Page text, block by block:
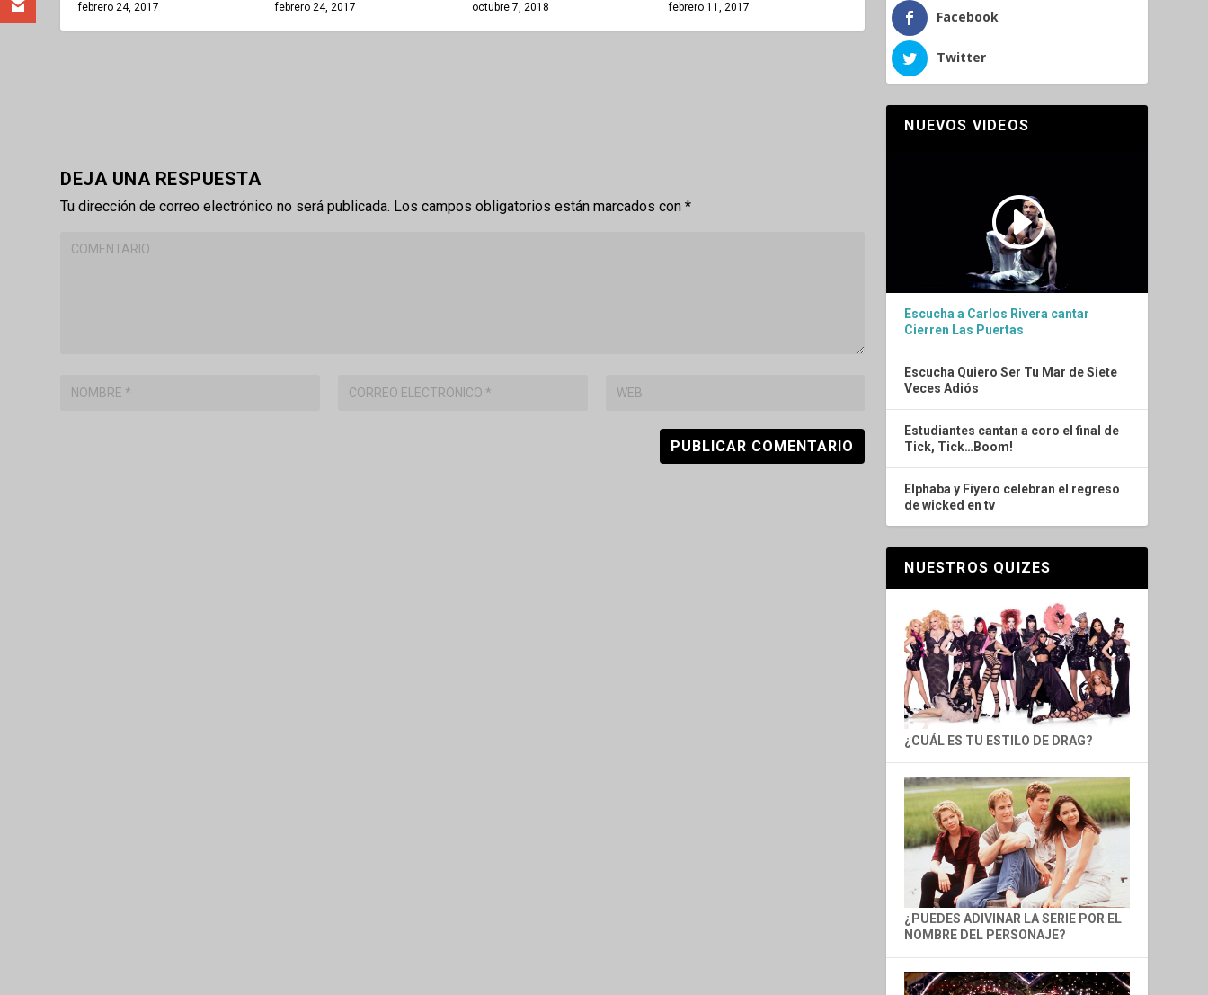
febrero 24, 2017 febrero 24, 2017 octubre 7, 2018 febrero 11, 2017
DEJA UNA RESPUESTA
Tu dirección de correo electrónico no será publicada. Los campos obligatorios están marcados con*
Facebook
Twitter
NUEVOS VIDEOS
Escucha a Carlos Rivera cantar
Cierren Las Puertas
Escucha Quiero Ser Tu Mar de Siete
Veces Adiós
Estudiantes cantan a coro el final de
Tick, Tick…Boom!
Elphaba y Fiyero celebran el regreso
de wicked en tv
NUESTROS QUIZES
¿CUÁL ES TU ESTILO DE DRAG?
¿PUEDES ADIVINAR LA SERIE POR EL
NOMBRE DEL PERSONAJE?